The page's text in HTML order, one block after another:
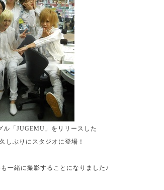
ル「 JUGEMU 」をリリースした
しぶりにスタジオに登場！
一緒に撮影することになりました♪